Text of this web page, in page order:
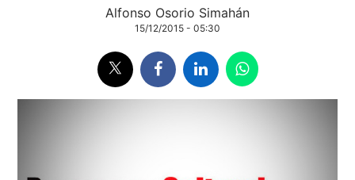
Alfonso Osorio Simahán
15/12/2015 - 05:30